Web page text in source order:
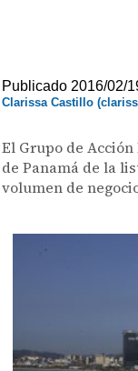
Publicado 2016/02/
Clarissa Castillo
El Grupo de
de Panamá de la
volumen de